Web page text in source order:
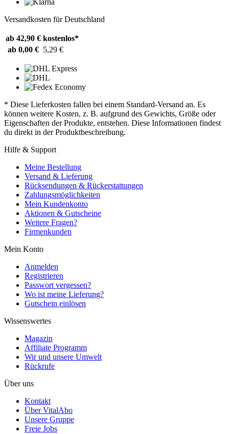
Versandkosten für Deutschland
ab 42,90 € kostenlos*
ab 0,00 € 5,29 €
* Diese Lieferkosten fallen bei einem Standard-Versand an. Es
können weitere Kosten, z. B. aufgrund des Gewichts, Größe oder
Eigenschaften der Produkte, entstehen. Diese Informationen findest
du direkt in der Produktbeschreibung.
Hilfe & Support
Meine Bestellung
Versand & Lieferung
Rücksendungen & Rückerstattungen
Zahlungsmöglichkeiten
Mein Kundenkonto
Aktionen & Gutscheine
Weitere Fragen?
Firmenkunden
Mein Konto
Anmelden
Registrieren
Passwort vergessen?
Wo ist meine Lieferung?
Gutschein einlösen
Wissenswertes
Magazin
Affiliate Programm
Wir und unsere Umwelt
Rückrufe
Über uns
Kontakt
Über VitalAbo
Unsere Gruppe
Freie Jobs